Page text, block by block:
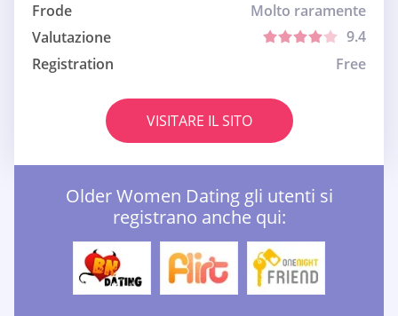
Frode
Molto raramente
Valutazione
9.4
Registration
Free
VISITARE IL SITO
Older Women Dating gli utenti si
registrano anche qui: